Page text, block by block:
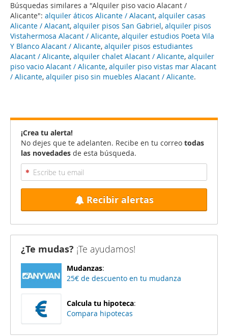
Búsquedas similares a "Alquiler piso vacio Alacant /
Alicante": alquiler áticos Alicante / Alacant, alquiler casas
Alicante / Alacant, alquiler pisos San Gabriel, alquiler pisos
Vistahermosa Alacant / Alicante, alquiler estudios Poeta Vila
Y Blanco Alacant / Alicante, alquiler pisos estudiantes
Alacant / Alicante, alquiler chalet Alacant / Alicante, alquiler
piso vacio Alacant / Alicante, alquiler piso vistas mar Alacant
/ Alicante, alquiler piso sin muebles Alacant / Alicante.
¡Crea tu alerta!
No dejes que te adelanten. Recibe en tu correo todas
las novedades de esta búsqueda.
Recibir alertas
¿Te mudas? ¡Te ayudamos!
Mudanzas:
25€ de descuento en tu mudanza
Calcula tu hipoteca:
Compara hipotecas